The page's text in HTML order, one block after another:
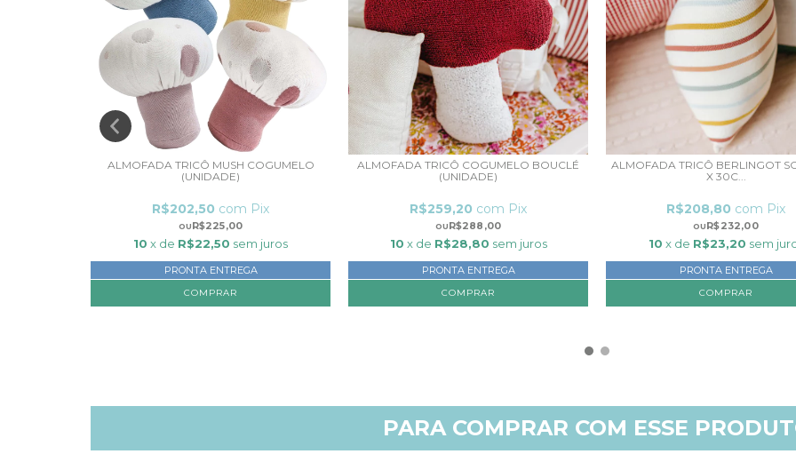
ALMOFADA TRICÔ MUSH COGUMELO
(UNIDADE)
R$225,00
R$202,50 com Pix
10 x de R$22,50 sem juros
PRONTA ENTREGA
COMPRAR
ALMOFADA TRICÔ COGUMELO BOUCLÉ
(UNIDADE)
R$288,00
R$259,20 com Pix
10 x de R$28,80 sem juros
PRONTA ENTREGA
COMPRAR
ALMOFADA TRICÔ BERLINGOT
X 30C...
R$232,00
R$208,80 com Pix
10 x de R$23,20 sem
PRONTA ENTREGA
PARA COMPRAR COM ESSE